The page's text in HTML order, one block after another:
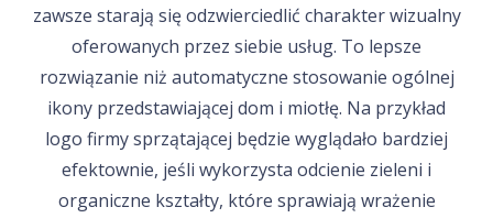
zawsze starają się odzwierciedlić charakter wizualny
oferowanych przez siebie usług. To lepsze
rozwiązanie niż automatyczne stosowanie ogólnej
ikony przedstawiającej dom i miotłę. Na przykład
logo firmy sprzątającej będzie wyglądało bardziej
efektownie, jeśli wykorzysta odcienie zieleni i
organiczne kształty, które sprawiają wrażenie